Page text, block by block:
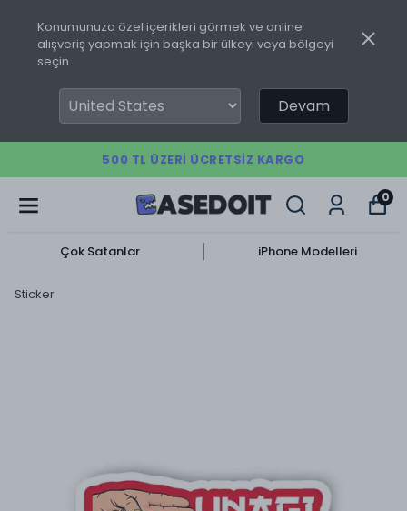
Konumunuza özel içerikleri görmek ve online
alışveriş yapmak için başka bir ülkeyi veya bölgeyi
seçin.
Devam
500 TL ÜZERI ÜCRETSIZ KARGO
0
Çok Satanlar iPhone Modelleri
Sticker